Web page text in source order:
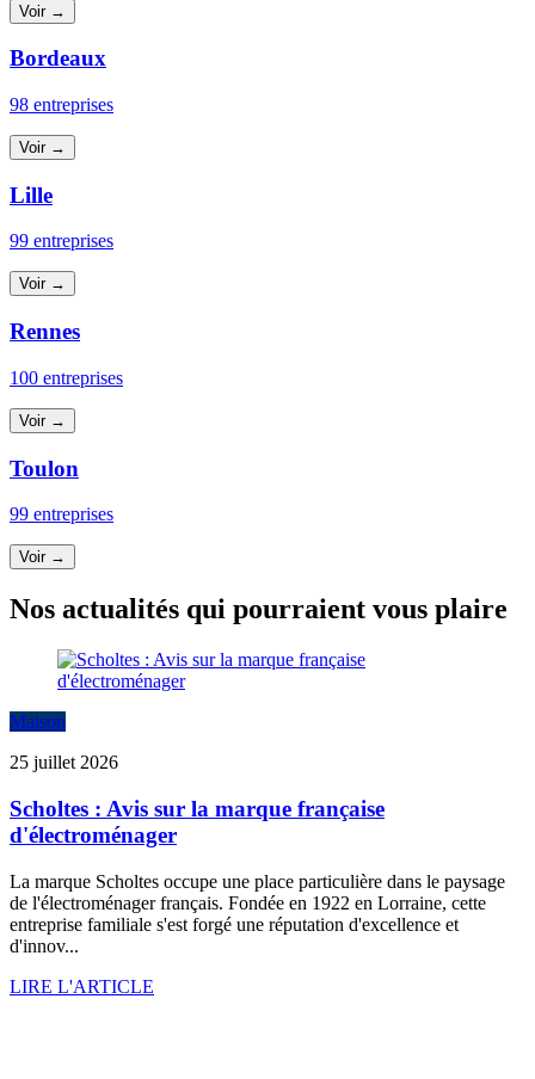
Voir →
Bordeaux
98 entreprises
Voir →
Lille
99 entreprises
Voir →
Rennes
100 entreprises
Voir →
Toulon
99 entreprises
Voir →
Nos actualités qui pourraient vous plaire
Maison
25 juillet 2026
Scholtes : Avis sur la marque française
d'électroménager
La marque Scholtes occupe une place particulière dans le paysage
de l'électroménager français. Fondée en 1922 en Lorraine, cette
entreprise familiale s'est forgé une réputation d'excellence et
d'innov...
LIRE L'ARTICLE